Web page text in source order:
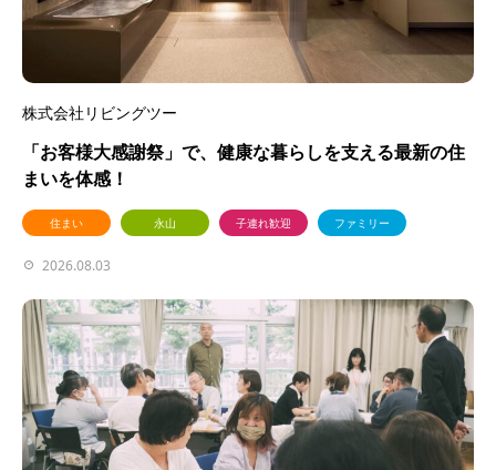
株式会社リビングツー
「お客様大感謝祭」で、健康な暮らしを支える最新の住
まいを体感！
住まい 永山 子連れ歓迎 ファミリー
2026.08.03